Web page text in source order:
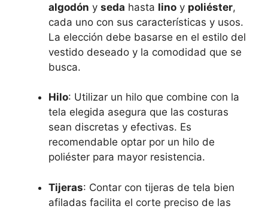
algodón y seda ⁣hasta lino y poliéster,
cada uno con sus características y usos.
La elección debe basarse en el estilo del​
vestido deseado y ‌la comodidad que se
busca.
Hilo: Utilizar un hilo que combine con⁢ la
tela elegida asegura que las costuras
sean discretas y efectivas. Es
recomendable optar por un hilo de
poliéster para mayor resistencia.
Tijeras: Contar con tijeras de tela bien
afiladas facilita el‌ corte preciso de las